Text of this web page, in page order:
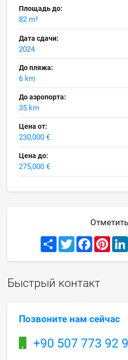
Площадь до:
82 m²
Дата сдачи:
2024
До пляжа:
6 km
До аэропорта:
35 km
Цена от:
230,000 €
Цена до:
275,000 €
Share TwitterFacebook
Быстрый контакт
Позвоните нам сейчас
+90 507 773 92